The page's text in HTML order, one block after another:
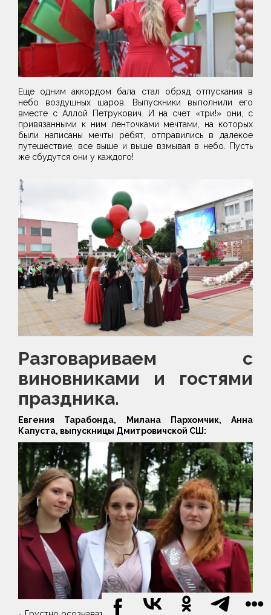
Еще одним аккордом бала стал обряд отпускания в
небо воздушных шаров. Выпускники выполнили его
вместе с Аллой Петрукович. И на счет «три!» они, с
привязанными к ним ленточками мечтами, на которых
были написаны мечты ребят, отправились в далекое
путешествие, все выше и выше взмывая в небо. Пусть
же сбудутся они у каждого!
Разговариваем с
виновниками и гостями
праздника.
Евгения Тарабонда, Милана Пархомчик, Анна
Капуста, выпускницы Дмитровичской СШ: